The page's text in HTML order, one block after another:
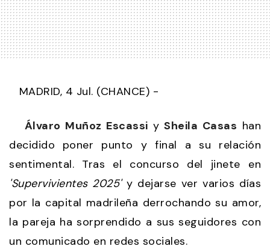
MADRID, 4 Jul. (CHANCE) -
Álvaro Muñoz Escassi y Sheila Casas han
decidido poner punto y final a su relación
sentimental. Tras el concurso del jinete en
'Supervivientes 2025'y dejarse ver varios días
por la capital madrileña derrochando su amor,
la pareja ha sorprendido a sus seguidores con
un comunicado en redes sociales.